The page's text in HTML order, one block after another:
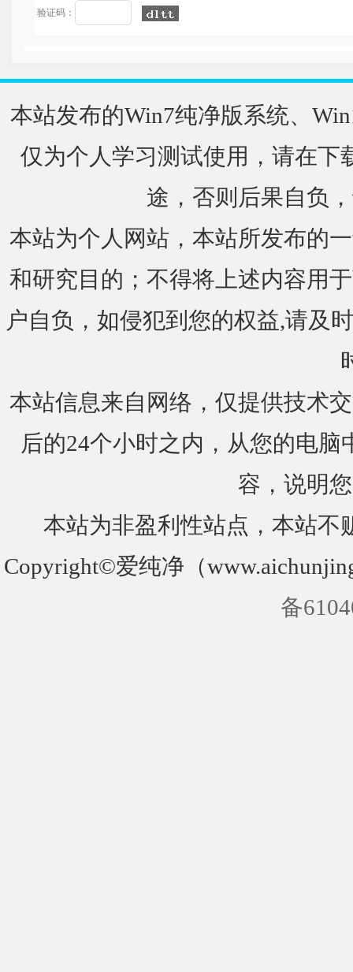
验证码：
本站发布的Win7纯净版系统、
仅为个人学习测试使用，请在下
途，否则后果自负
本站为个人网站，本站所发布的
和研究目的；不得将上述内容用
户自负，如侵犯到您的权益,请及
本站信息来自网络，仅提供技术
后的24个小时之内，从您的电
容，说明
本站为非盈利性站点，本站不
Copyright©爱纯净（
备